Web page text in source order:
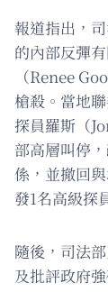
報道指出，
的內部反彈
（Renee
槍殺。當地
探員羅斯（
部高層叫停
係，並撤回
發1名高級探
隨後，司法
及批評政府